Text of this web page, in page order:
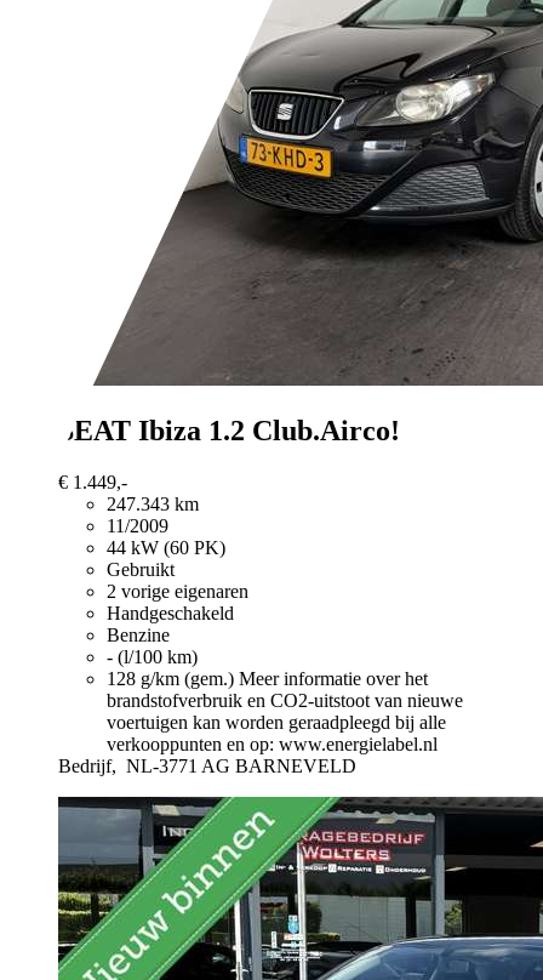
SEAT Ibiza 1.2 Club.Airco!
€ 1.449,-
247.343 km
11/2009
44 kW (60 PK)
Gebruikt
2 vorige eigenaren
Handgeschakeld
Benzine
- (l/100 km)
128 g/km (gem.) Meer informatie over het
brandstofverbruik en CO2-uitstoot van nieuwe
voertuigen kan worden geraadpleegd bij alle
verkooppunten en op: www.energielabel.nl
Bedrijf, NL-3771 AG BARNEVELD